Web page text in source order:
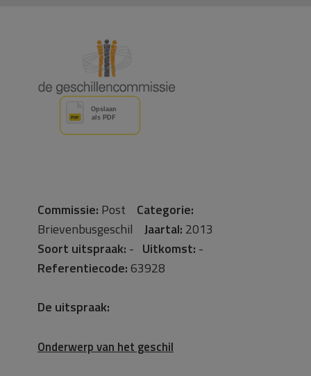
Commissie: Post Categorie:
Brievenbusgeschil Jaartal: 2013
Soort uitspraak: - Uitkomst: -
Referentiecode:63928
De uitspraak:
Onderwerp van het geschil